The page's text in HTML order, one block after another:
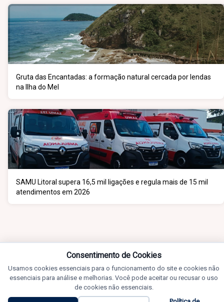
Gruta das Encantadas: a formação natural cercada por lendas
na Ilha do Mel
SAMU Litoral supera 16,5 mil ligações e regula mais de 15 mil
atendimentos em 2026
Consentimento de Cookies
Usamos cookies essenciais para o funcionamento do site e cookies não
essenciais para análise e melhorias. Você pode aceitar ou recusar o uso
de cookies não essenciais.